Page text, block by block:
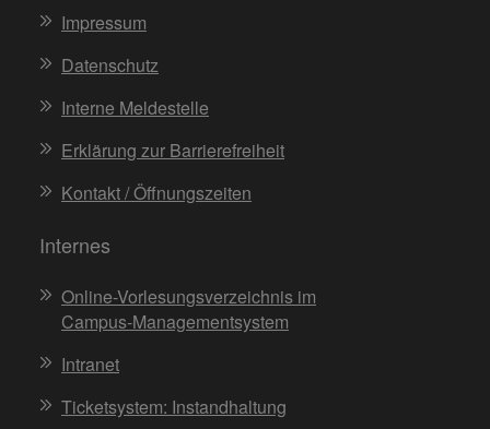
Impressum
Datenschutz
Interne Meldestelle
Erklärung zur Barrierefreiheit
Kontakt / Öffnungszeiten
Internes
Online-Vorlesungsverzeichnis im
Campus-Managementsystem
Intranet
Ticketsystem: Instandhaltung